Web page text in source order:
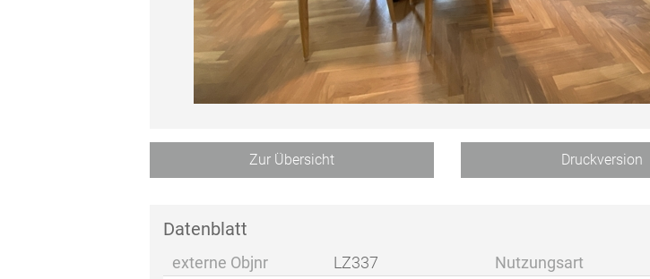
Zur Übersicht Druckversion
Datenblatt
externe Objnr LZ337 Nutzungsart